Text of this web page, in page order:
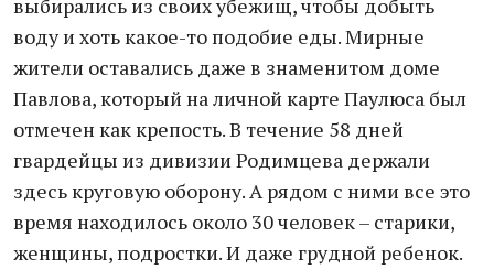
выбирались из своих убежищ, чтобы добыть
воду и хоть какое-то подобие еды. Мирные
жители оставались даже в знаменитом доме
Павлова, который на личной карте Паулюса был
отмечен как крепость. В течение 58 дней
гвардейцы из дивизии Родимцева держали
здесь круговую оборону. А рядом с ними все это
время находилось около 30 человек – старики,
женщины, подростки. И даже грудной ребенок.